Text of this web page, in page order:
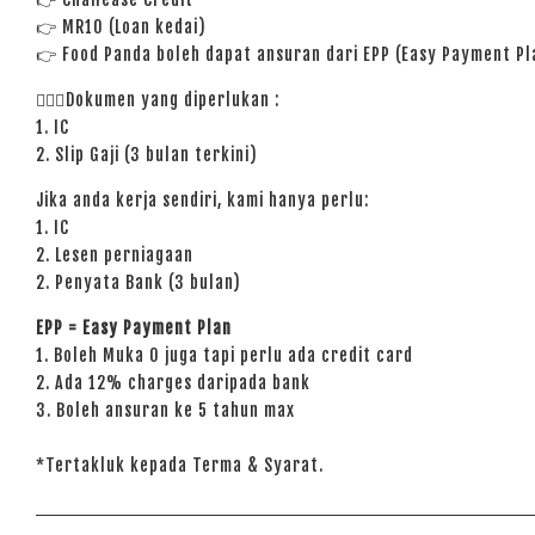
👉 MR10 (Loan kedai)
👉 Food Panda boleh dapat ansuran dari EPP (Easy Payment
🙋🏻‍♀️Dokumen yang diperlukan :
1. IC
2. Slip Gaji (3 bulan terkini)
Jika anda kerja sendiri, kami hanya perlu:
1. IC
2. Lesen perniagaan
2. Penyata Bank (3 bulan)
EPP = Easy Payment Plan
1. Boleh Muka 0 juga tapi perlu ada credit card
2. Ada 12% charges daripada bank
3. Boleh ansuran ke 5 tahun max
*Tertakluk kepada Terma & Syarat.